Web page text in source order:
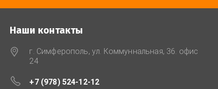
Наши контакты
г. Симферополь, ул. Коммуннальная, 36. офис
24
+7 (978) 524-12-12